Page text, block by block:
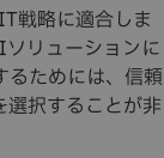
戦略に適合しま
リューションに
るためには、信頼
択することが非